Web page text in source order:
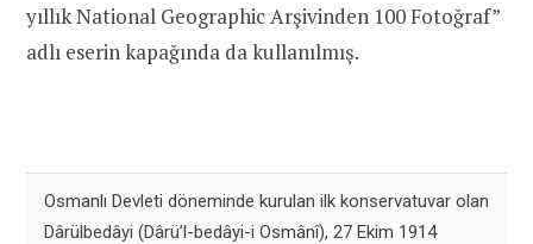
yıllık National Geographic Arşivinden 100 Fotoğraf”
adlı eserin kapağında da kullanılmış.
Osmanlı Devleti döneminde kurulan ilk konservatuvar olan
Dârülbedâyi (Dârü’l-bedâyi-i Osmânî), 27 Ekim 1914